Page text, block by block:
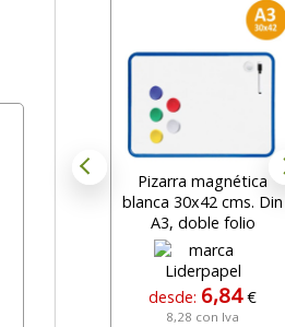
Pizarra magnética
blanca 30x42 cms. Din
A3, doble folio
desde: 6,84 €
8,28 con Iva